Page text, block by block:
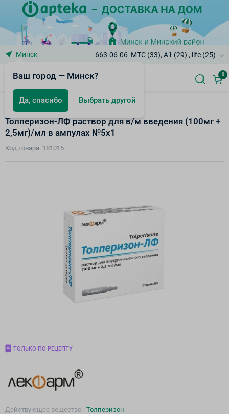
Минск
Ваш город — Минск?
Да, спасибо Выбрать другой
663-06-06 МТС (33), A1 (29) , life (25)
0
Белорусские товары
Толперизон-ЛФ раствор для в/м введения (100мг +
2,5мг)/мл в ампулах №5х1
Код товара: 181015
ТОЛЬКО ПО РЕЦЕПТУ
Действующее вещество: Толперизон